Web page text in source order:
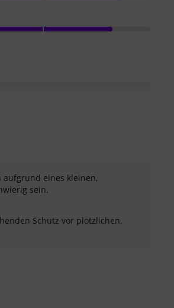
aufgrund eines kleinen,
sein.
Schutz vor plötzlichen,